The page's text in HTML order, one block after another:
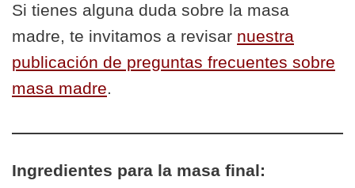
Si tienes alguna duda sobre la masa
madre, te invitamos a revisar nuestra
publicación de preguntas frecuentes sobre
masa madre.
Ingredientes para la masa final: